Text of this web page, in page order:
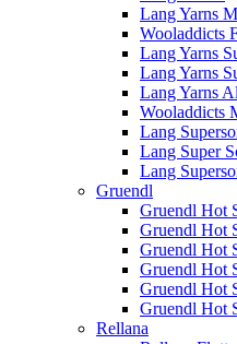
Lang Yarns
Wooladdicts
Lang Yarns
Lang Yarns
Lang Yarns
Wooladdicts
Lang
Lang Super
Lang
Gruendl
Gruendl Hot
Gruendl Hot
Gruendl Hot
Gruendl Hot
Gruendl Hot
Gruendl Hot
Rellana